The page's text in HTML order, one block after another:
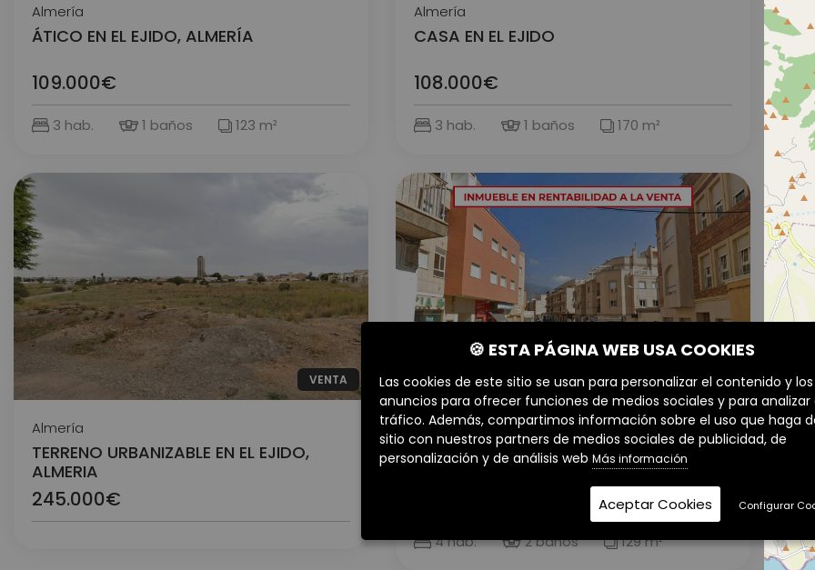
Almería
ÁTICO EN EL EJIDO, ALMERÍA
109.000€
3 hab. 1 baños 123 m²
Almería
CASA EN EL EJIDO
108.000€
3 hab. 1 baños 170 m²
VENTA
Almería
TERRENO URBANIZABLE EN EL EJIDO,
ALMERIA
245.000€
VENTA
Almería
PISO EN EL EJIDO, ALMERÍA.
4 hab. 2 baños 129 m²
🍪 ESTA PÁGINA WEB USA COOKIES
Las cookies de este sitio se usan para personalizar el contenido y los
anuncios para ofrecer funciones de medios sociales y para analizar
tráfico. Además, compartimos información sobre el uso que haga
sitio con nuestros partners de medios sociales de publicidad, de
personalización y de análisis web Más información
Aceptar Cookies Configurar